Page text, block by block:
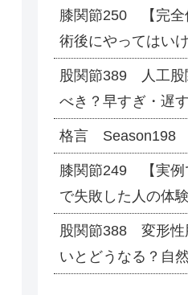
膝関節250 【完全
術後にやってはい
股関節389 人工股
べき？早すぎ・遅
格言 Season198
膝関節249 【実例
で失敗した人の体
股関節388 変形性
いとどうなる？自